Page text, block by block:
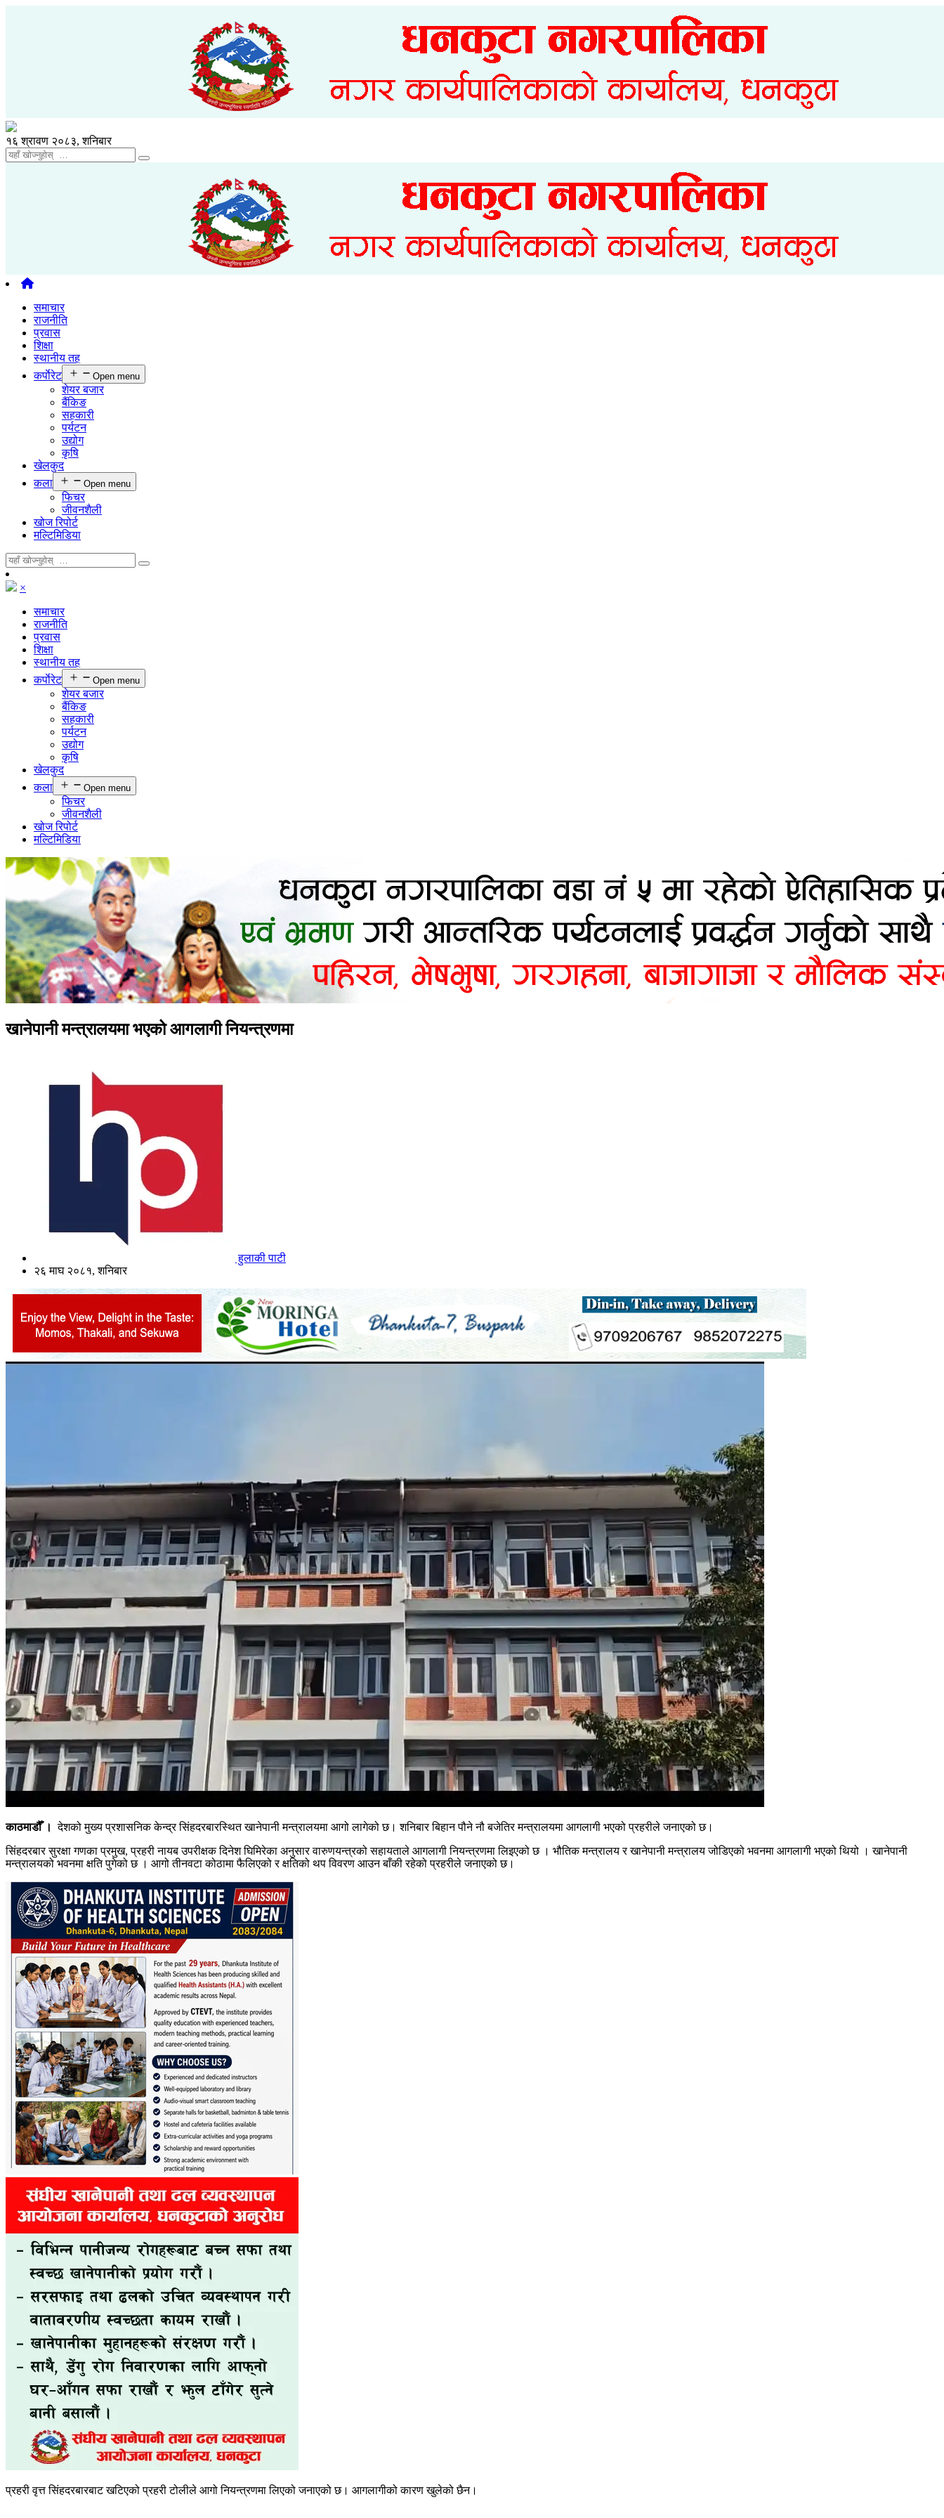
१६ श्रावण २०८३, शनिबार
समाचार
राजनीति
प्रवास
शिक्षा
स्थानीय तह
कर्पाेरेट
Open menu
शेयर बजार
बैंकिङ
सहकारी
पर्यटन
उद्योग
कृषि
खेलकुद
कला
Open menu
फिचर
जीवनशैली
खोज रिपोर्ट
मल्टिमिडिया
×
समाचार
राजनीति
प्रवास
शिक्षा
स्थानीय तह
कर्पाेरेट
Open menu
शेयर बजार
बैंकिङ
सहकारी
पर्यटन
उद्योग
कृषि
खेलकुद
कला
Open menu
फिचर
जीवनशैली
खोज रिपोर्ट
मल्टिमिडिया
खानेपानी मन्त्रालयमा भएको आगलागी नियन्त्रणमा
हुलाकी पाटी
२६ माघ २०८१, शनिबार
काठमाडौँ । देशको मुख्य प्रशासनिक केन्द्र सिंहदरबारस्थित खानेपानी मन्त्रालयमा आगो लागेको छ। शनिबार बिहान पौने नौ बजेतिर मन्त्रालयमा आगलागी भएको प्रहरीले जनाएको छ।
सिंहदरबार सुरक्षा गणका प्रमुख, प्रहरी नायब उपरीक्षक दिनेश घिमिरेका अनुसार वारुणयन्त्रको सहायताले आगलागी नियन्त्रणमा लिइएको छ । भौतिक मन्त्रालय र खानेपानी मन्त्रालय जोडिएको भवनमा आगलागी भएको थियो । खानेपानी
मन्त्रालयको भवनमा क्षति पुगेको छ । आगो तीनवटा कोठामा फैलिएको र क्षतिको थप विवरण आउन बाँकी रहेको प्रहरीले जनाएको छ।
प्रहरी वृत्त सिंहदरबारबाट खटिएको प्रहरी टोलीले आगो नियन्त्रणमा लिएको जनाएको छ। आगलागीको कारण खुलेको छैन।